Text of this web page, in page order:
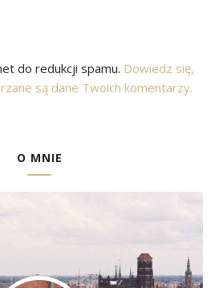
do redukcji spamu. Dowiedz się,
są dane Twoich komentarzy.
O MNIE